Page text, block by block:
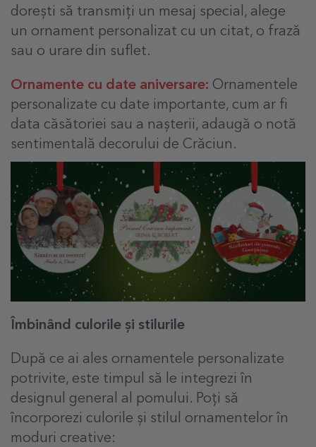
dorești să transmiți un mesaj special, alege
un ornament personalizat cu un citat, o frază
sau o urare din suflet.
Ornamente cu date aniversare: Ornamentele
personalizate cu date importante, cum ar fi
data căsătoriei sau a nașterii, adaugă o notă
sentimentală decorului de Crăciun.
Îmbinând culorile și stilurile
După ce ai ales ornamentele personalizate
potrivite, este timpul să le integrezi în
designul general al pomului. Poți să
încorporezi culorile și stilul ornamentelor în
moduri creative: